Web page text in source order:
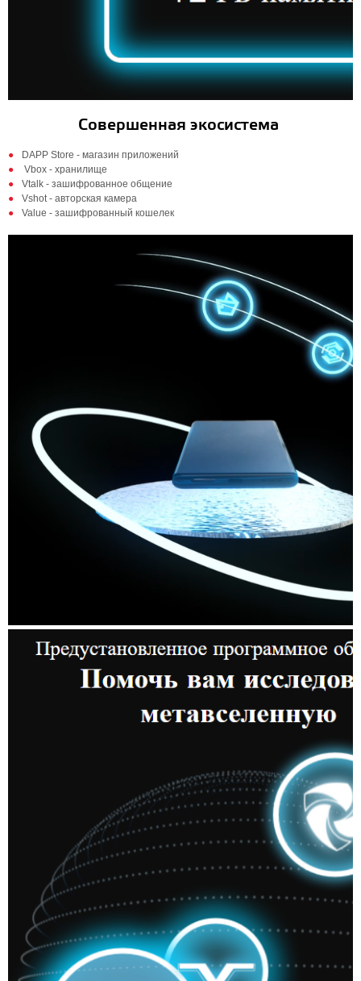
Совершенная экосистема
DAPP Store - магазин приложений
Vbox - хранилище
Vtalk - зашифрованное общение
Vshot - авторская камера
Value - зашифрованный кошелек